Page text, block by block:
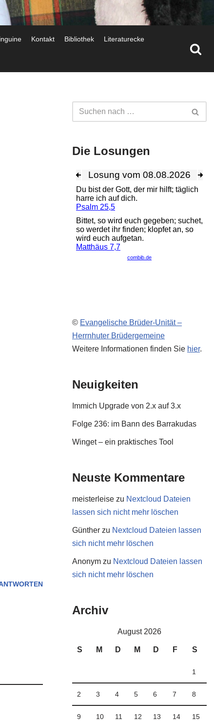
Kontakt Bibliothek Literaturecke
Die Losungen
© Evangelische Brüder-Unität –
Herrnhuter Brüdergemeine
Weitere Informationen finden Sie hier.
Neuigkeiten
Immich Upgrade von 2.x auf 3.x
Folge 236: im Bann des Barrakudas
Winget – ein praktisches Tool
Neuste Kommentare
meisterleise zu Nextcloud Dateien
lassen sich nicht mehr löschen
Günther zu Nextcloud Dateien lassen
sich nicht mehr löschen
Anonym zu Nextcloud Dateien lassen
sich nicht mehr löschen
Archiv
August 2026
S M D M D F S
1
2 3 4 5 6 7 8
9 10 11 12 13 14 15